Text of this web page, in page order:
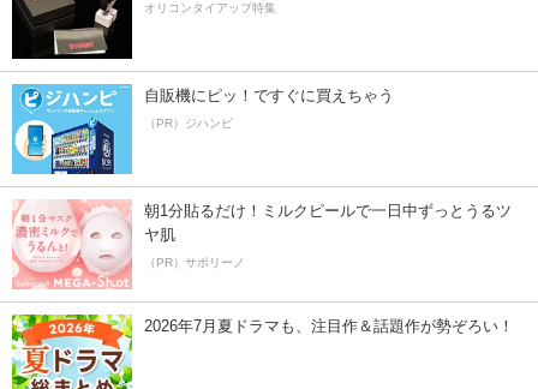
オリコンタイアップ特集
自販機にピッ！ですぐに買えちゃう
（PR）ジハンピ
朝1分貼るだけ！ミルクピールで一日中ずっとうるツ
ヤ肌
（PR）サボリーノ
2026年7月夏ドラマも、注目作＆話題作が勢ぞろい！